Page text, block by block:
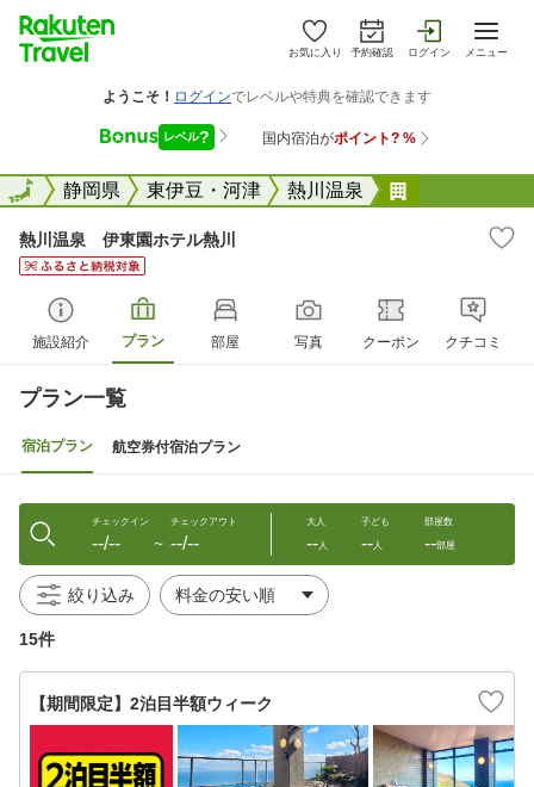
お気に入り 予約確認 ログイン メニュー
全国静岡県 東伊豆・河津 熱川温泉
全国
熱川温泉 伊東園ホテル熱川
施設紹介 プラン 部屋 写真 クーポン クチコミ
プラン一覧
宿泊プラン 航空券付宿泊プラン
チェックイン
--/-- 〜
チェックアウト
--/--
大人
--人
子ども
--人
部屋数
--部屋
絞り込み
15件
【期間限定】2泊目半額ウィーク